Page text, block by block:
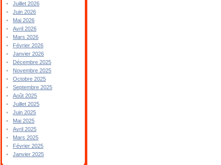
Juillet 2026
Juin 2026
Mai 2026
Avril 2026
Mars 2026
Février 2026
Janvier 2026
Décembre 2025
Novembre 2025
Octobre 2025
Septembre 2025
Août 2025
Juillet 2025
Juin 2025
Mai 2025
Avril 2025
Mars 2025
Février 2025
Janvier 2025